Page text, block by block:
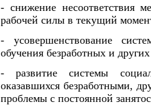
- снижение несоответствия
рабочей силы в текущий
- усовершенствование
обучения безработных и
- развитие системы
оказавшихся безработными,
проблемы с постоянной